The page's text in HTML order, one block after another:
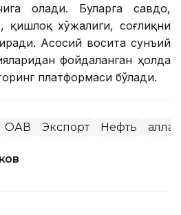
олади. Буларга савдо,
қишлоқ хўжалиги, соғлиқни
Асосий восита сунъий
фойдаланган ҳолда
платформаси бўлади.
ОАВ Экспорт Нефть Ғалла